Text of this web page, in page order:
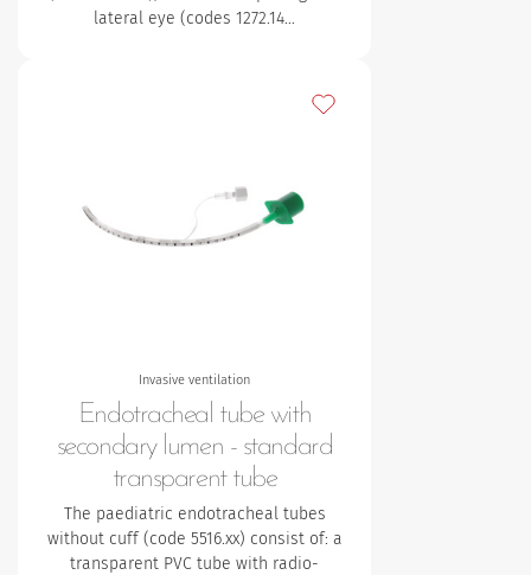
lateral eye (codes 1272.14…
Invasive ventilation
Endotracheal tube with
secondary lumen - standard
transparent tube
The paediatric endotracheal tubes
without cuff (code 5516.xx) consist of: a
transparent PVC tube with radio-
Lägg till bland mina